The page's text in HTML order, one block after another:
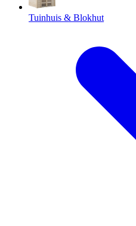
Tuinhuis & Blokhut